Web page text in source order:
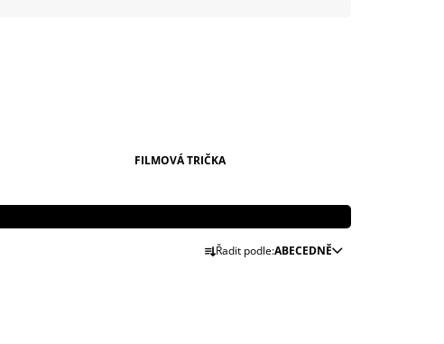
FILMOVÁ TRIČKA
Ř Řadit podle:ABECEDNĚ